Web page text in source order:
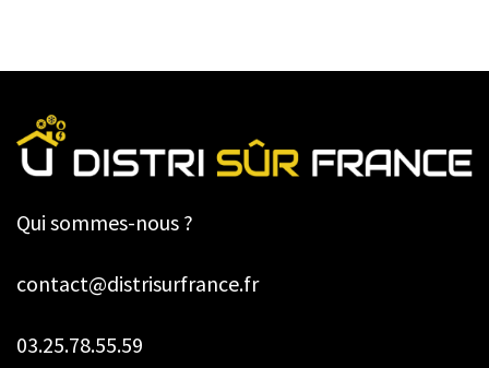
Qui sommes-nous ?
contact@distrisurfrance.fr
03.25.78.55.59